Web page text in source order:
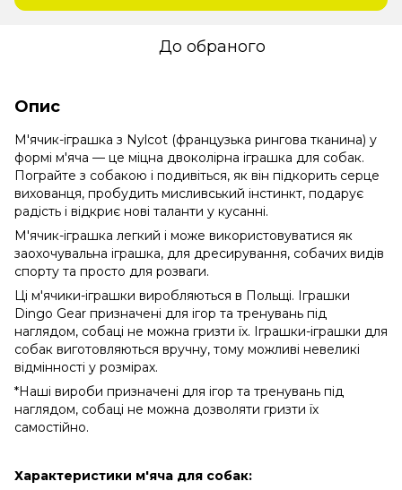
До обраного
Опис
М'ячик-іграшка з Nylcot (французька рингова тканина) у
формі м'яча — це міцна двоколірна іграшка для собак.
Пограйте з собакою і подивіться, як він підкорить серце
вихованця, пробудить мисливський інстинкт, подарує
радість і відкриє нові таланти у кусанні.
М'ячик-іграшка легкий і може використовуватися як
заохочувальна іграшка, для дресирування, собачих видів
спорту та просто для розваги.
Ці м'ячики-іграшки виробляються в Польщі. Іграшки
Dingo Gear призначені для ігор та тренувань під
наглядом, собаці не можна гризти їх. Іграшки-іграшки для
собак виготовляються вручну, тому можливі невеликі
відмінності у розмірах.
*Наші вироби призначені для ігор та тренувань під
наглядом, собаці не можна дозволяти гризти їх
самостійно.
Характеристики м'яча для собак: